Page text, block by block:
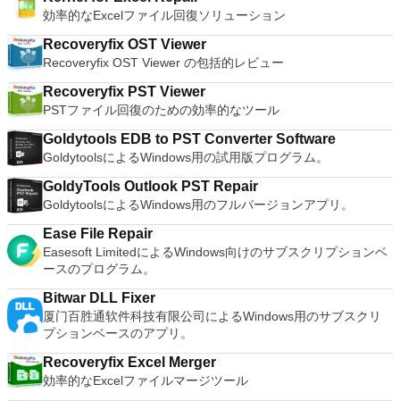
語、スペイン語、フランス語、フルバツキー、イタリア語、ラ
ク、ポルスキ、ポルトガル、ポルトガル、スロヴェンスキー、
スロベンツキー、スロヴェンスキーSrpski、Suomi、
Svenska、Türkçe。
した。 高解像度グラフィックス：PCSX2を使用すると、
1080pまたは4K HDでゲームをプレイできます。 全体とし
て、PCSX2 PS2エミュレーターの機能は優れています。 PS2
ゲームを高い精度でエミュレートでき、Windowsとエミュレ
労し、時々フリーズまたはクラッシュすることです。* PCSX2
を使用するには、コンソールから抽出できるPlaystation 2
BIOSが必要です。
2016 Personal Edition supports switching language UI,File
Roaming and Docer online templates. Key features include:
Writer Efficient word processor. Presentation Multimedia
presentations creator. Spreadsheets Powerful tool for data
processing and analysis. 100% compatible with MS Office
document file types (.docx, .pptx, .xlsx, etc.). Thousands of
free document templates. Built-in PDF reader. Mobile device
Although it is a free suite, WPS Office 2016 Free comes with
many innovative features, including a useful a paragraph
adjustment tool int he Writer program. It has an Office to PDF
converter, automatic spell checking and word count features.
It also has some neat tools such as the Watermark in
document, and converting PowerPoint to Word document
support. Overall, WPS Office 2016 Free is a good alternative
to Microsoft's offering. The Writer program is a versatile word
processor; the Presentation program is an easy to use and
effective slide show maker that helps you to create impressive
multimedia presentations; and the Spreadsheets program is
both a flexible and a powerful spreadsheet application.
モート展開に使用可能なMSIがあります。デスクトッププラッ
トフォームにVNC Viewerをインストールする権限がない場合
は、スタンドアロンオプションを選択する必要があります。
主な機能は次のとおりです。 クラウドサービスを介してVNC
Connectを実行しているコンピューターに接続します。 Apple
Screen Sharing（ARD）などのサードパーティ製のVNC互換
ソフトウェアを実行しているコンピューターに直接接続しま
す。 各デバイスでVNC Viewerにサインインして、すべてのデ
バイス間の接続をバックアップおよび同期します。 仮想キー
の高度なキーが含まれています。 Bluetoothキーボードのサポ
ート。 VNC Connectサブスクリプションには、無料、有料、
試用の3つのバージョンがあります。 制御する必要のあるマシ
ンごとに、RealVNCのWebサイトにアクセスして、各コンピ
ューターにVNC Connectをダウンロードするだけです。次
に、RealVNCアカウントの資格情報を使用して、ローカルマ
シンでVNC Viewerにサインインします。そこから、コンピュ
ーターを確認して接続できます。 VNC Connectを使用する
と、セッションはエンドツーエンドで暗号化されます。アプリ
はすぐに各コンピューターをパスワードで保護します。コンピ
ューターへのログインに使用するのと同じユーザー名とパスワ
ードを入力するだけです。 WIN 7,8,8.1,10をサポートしま
効率的なExcelファイル回復ソリューション
Recoveryfix OST Viewer
Recoveryfix OST Viewer の包括的レビュー
Recoveryfix PST Viewer
PSTファイル回復のための効率的なツール
Goldytools EDB to PST Converter Software
GoldytoolsによるWindows用の試用版プログラム。
GoldyTools Outlook PST Repair
GoldytoolsによるWindows用のフルバージョンアプリ。
Ease File Repair
Easesoft LimitedによるWindows向けのサブスクリプションベ
ースのプログラム。
Bitwar DLL Fixer
厦门百胜通软件科技有限公司によるWindows用のサブスクリ
プションベースのアプリ。
Recoveryfix Excel Merger
効率的なExcelファイルマージツール